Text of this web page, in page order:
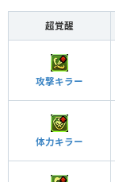
超覚醒
攻撃キラー
体力キラー